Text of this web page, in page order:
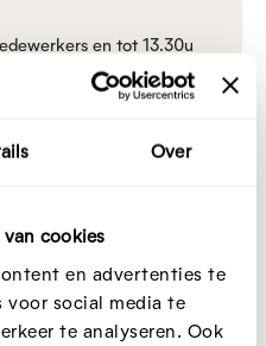
Over
cookies
en advertenties te
voor social media te
te analyseren. Ook
en tot 13.30u
die collega’s (willen)